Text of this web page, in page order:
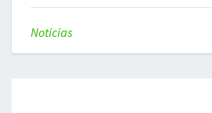
Noticias